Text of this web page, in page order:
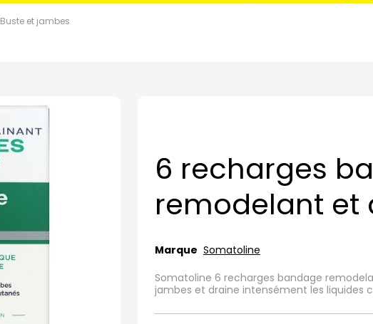
Buste et jambes
6 recharges
remodelant et
Marque Somatoline
Somatoline 6 recharges bandage
jambes et draine intensément les liquides